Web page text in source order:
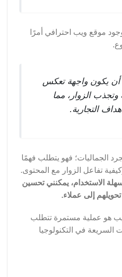
موقع ويب احترافي أمرًا
أن يكون واجهة تعكس
وتجذب الزوار، مما
التجارية.
الجماليات؛ فهو يتطلب فهمًا
تفاعل الزوار مع المحتوى.
الاستخدام، يمكنني تحسين
إلى عملاء.
هو عملية مستمرة تتطلب
السريعة في التكنولوجيا